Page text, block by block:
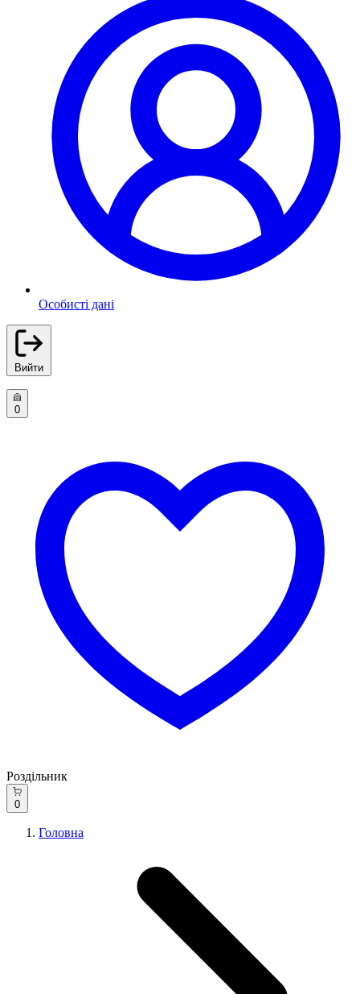
Особисті дані
Вийти
0
Роздільник
0
Головна